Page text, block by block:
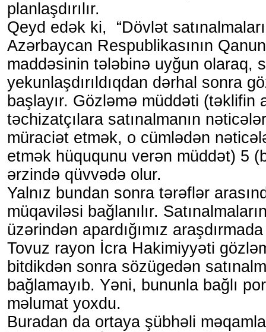
planlaşdırılır.
Qeyd edək ki, “Dövlət satınalmaları
Azərbaycan Respublikasının
maddəsinin tələbinə uyğun olaraq,
yekunlaşdırıldıqdan dərhal sonra
başlayır. Gözləmə müddəti (təklifin
təchizatçılara satınalmanın
müraciət etmək, o cümlədən
etmək hüququnu verən müddət) 5
ərzində qüvvədə olur.
Yalnız bundan sonra tərəflər
müqaviləsi bağlanılır.
üzərindən apardığımız
Tovuz rayon İcra Hakimiyyəti
bitdikdən sonra sözügedən
bağlamayıb. Yəni, bununla bağlı
məlumat yoxdu.
Buradan da ortaya şübhəli